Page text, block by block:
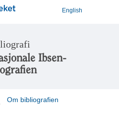
English
Ibsen-
Om bibliografien